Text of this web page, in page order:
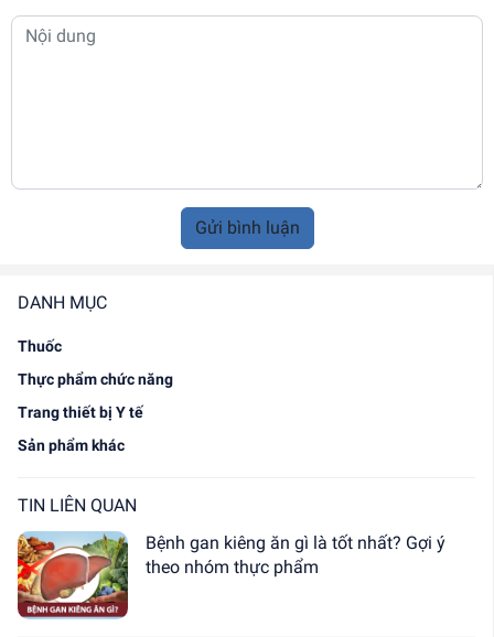
DANH MỤC
Thuốc
Thực phẩm chức năng
Trang thiết bị Y tế
Sản phẩm khác
TIN LIÊN QUAN
Bệnh gan kiêng ăn gì là tốt nhất? Gợi ý
theo nhóm thực phẩm
Gửi bình luận